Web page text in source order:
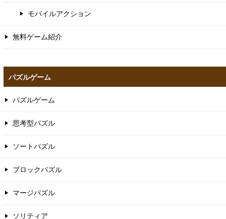
モバイルアクション
無料ゲーム紹介
パズルゲーム
パズルゲーム
思考型パズル
ソートパズル
ブロックパズル
マージパズル
ソリティア